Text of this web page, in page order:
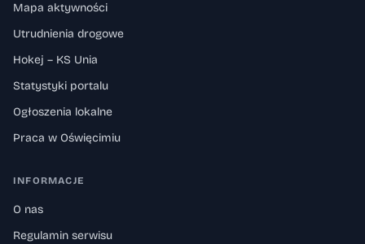
Mapa aktywności
Utrudnienia drogowe
Hokej – KS Unia
Statystyki portalu
Ogłoszenia lokalne
Praca w Oświęcimiu
INFORMACJE
O nas
Regulamin serwisu